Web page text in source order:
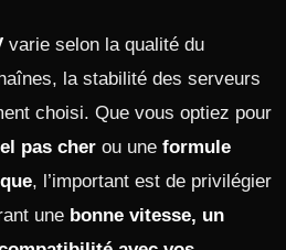
varie selon la qualité du
la stabilité des serveurs
choisi. Que vous optiez pour
pas cher ou une formule
, l’important est de privilégier
une bonne vitesse, un